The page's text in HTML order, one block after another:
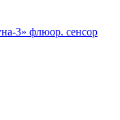
3» флюор. сенсор